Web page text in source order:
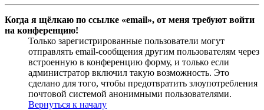
Когда я щёлкаю по ссылке «email», от меня требуют войти
на конференцию!
Только зарегистрированные пользователи могут
отправлять email-сообщения другим пользователям через
встроенную в конференцию форму, и только если
администратор включил такую возможность. Это
сделано для того, чтобы предотвратить злоупотребления
почтовой системой анонимными пользователями.
Вернуться к началу